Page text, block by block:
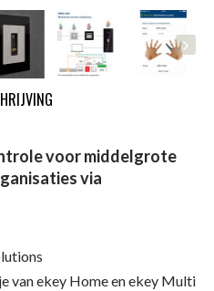
voor middelgrote
via
van ekey Home en ekey Multi